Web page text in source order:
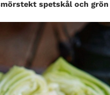
spetskål och